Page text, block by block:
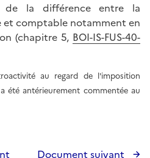
de la différence entre la
et comptable notamment en
(chapitre 5, BOI-IS-FUS-40-
au regard de l'imposition
été antérieurement commentée au
Document suivant